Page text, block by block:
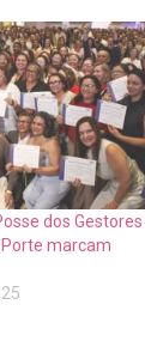
dos Gestores
marcam